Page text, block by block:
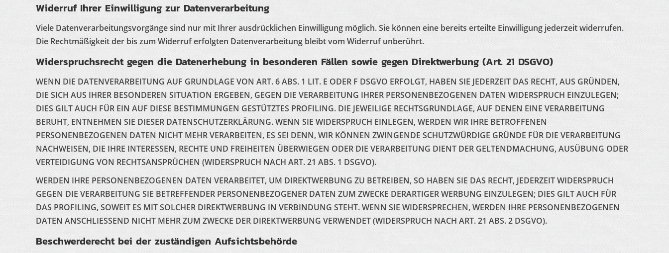
Widerruf Ihrer Einwilligung zur Datenverarbeitung
Viele Datenverarbeitungsvorgänge sind nur mit Ihrer ausdrücklichen Einwilligung möglich. Sie können eine bereits erteilte Einwilligung jederzeit widerrufen.
Die Rechtmäßigkeit der bis zum Widerruf erfolgten Datenverarbeitung bleibt vom Widerruf unberührt.
Widerspruchsrecht gegen die Datenerhebung in besonderen Fällen sowie gegen Direktwerbung (Art. 21 DSGVO)
WENN DIE DATENVERARBEITUNG AUF GRUNDLAGE VON ART. 6 ABS. 1 LIT. E ODER F DSGVO ERFOLGT, HABEN SIE JEDERZEIT DAS RECHT, AUS GRÜNDEN,
DIE SICH AUS IHRER BESONDEREN SITUATION ERGEBEN, GEGEN DIE VERARBEITUNG IHRER PERSONENBEZOGENEN DATEN WIDERSPRUCH EINZULEGEN;
DIES GILT AUCH FÜR EIN AUF DIESE BESTIMMUNGEN GESTÜTZTES PROFILING. DIE JEWEILIGE RECHTSGRUNDLAGE, AUF DENEN EINE VERARBEITUNG
BERUHT, ENTNEHMEN SIE DIESER DATENSCHUTZERKLÄRUNG. WENN SIE WIDERSPRUCH EINLEGEN, WERDEN WIR IHRE BETROFFENEN
PERSONENBEZOGENEN DATEN NICHT MEHR VERARBEITEN, ES SEI DENN, WIR KÖNNEN ZWINGENDE SCHUTZWÜRDIGE GRÜNDE FÜR DIE VERARBEITUNG
NACHWEISEN, DIE IHRE INTERESSEN, RECHTE UND FREIHEITEN ÜBERWIEGEN ODER DIE VERARBEITUNG DIENT DER GELTENDMACHUNG, AUSÜBUNG ODER
VERTEIDIGUNG VON RECHTSANSPRÜCHEN (WIDERSPRUCH NACH ART. 21 ABS. 1 DSGVO).
WERDEN IHRE PERSONENBEZOGENEN DATEN VERARBEITET, UM DIREKTWERBUNG ZU BETREIBEN, SO HABEN SIE DAS RECHT, JEDERZEIT WIDERSPRUCH
GEGEN DIE VERARBEITUNG SIE BETREFFENDER PERSONENBEZOGENER DATEN ZUM ZWECKE DERARTIGER WERBUNG EINZULEGEN; DIES GILT AUCH FÜR
DAS PROFILING, SOWEIT ES MIT SOLCHER DIREKTWERBUNG IN VERBINDUNG STEHT. WENN SIE WIDERSPRECHEN, WERDEN IHRE PERSONENBEZOGENEN
DATEN ANSCHLIESSEND NICHT MEHR ZUM ZWECKE DER DIREKTWERBUNG VERWENDET (WIDERSPRUCH NACH ART. 21 ABS. 2 DSGVO).
Beschwerde­recht bei der zuständigen Aufsichts­behörde